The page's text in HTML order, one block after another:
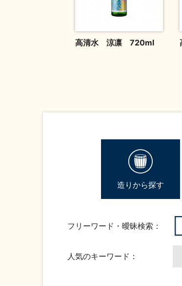
高清水 涼凛 720ml
造りから探す
フリーワード・曖昧検索：
人気のキーワード：